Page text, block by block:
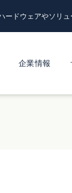
ドウェアやソリュ
企業情報